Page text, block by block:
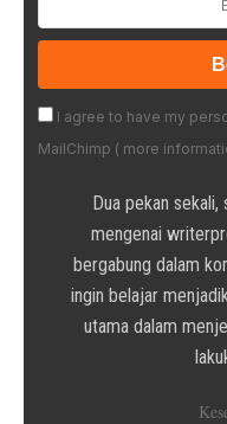
I agree to have my
MailChimp ( more
Dua pekan
mengenai
bergabung dalam
ingin belajar
utama dalam